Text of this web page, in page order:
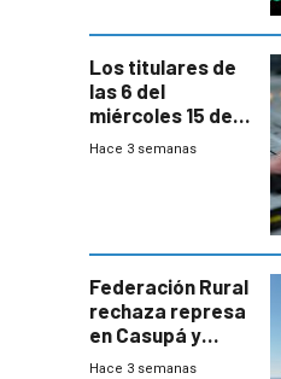
Los titulares de
las 6 del
miércoles 15 de
julio de 2026
Hace 3 semanas
Federación Rural
rechaza represa
en Casupá y
firma demanda
Hace 3 semanas